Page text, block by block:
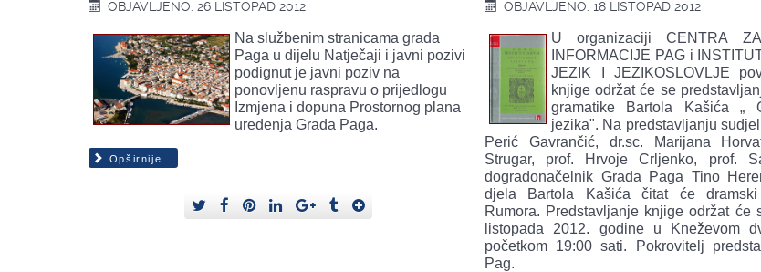
OBJAVLJENO: 26 LISTOPAD 2012
Na službenim stranicama grada
Paga u dijelu Natječaji i javni pozivi
podignut je javni poziv na
ponovljenu raspravu o prijedlogu
Izmjena i dopuna Prostornog plana
uređenja Grada Paga.
Opširnije...
OBJAVLJENO: 18 LISTOPAD 2012
U organizaciji CENTRA
INFORMACIJE PAG i
JEZIK I JEZIKOSLOVLJE
knjige održat će se
gramatike Bartola Kašića „
jezika". Na predstavljanju
Perić Gavrančić, dr.sc. Marijana
Strugar, prof. Hrvoje Crljenko, prof.
dogradonačelnik Grada Paga Tino
djela Bartola Kašića čitat će
Rumora. Predstavljanje knjige održat će
listopada 2012. godine u Kneževom
početkom 19:00 sati. Pokrovitelj
Pag.